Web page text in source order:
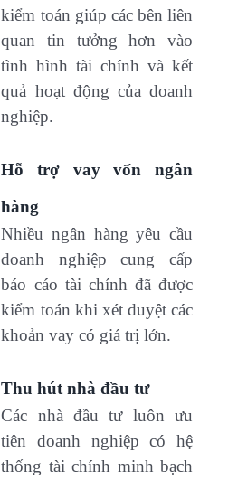
kiểm toán giúp các bên liên
quan tin tưởng hơn vào
tình hình tài chính và kết
quả hoạt động của doanh
nghiệp.
Hỗ trợ vay vốn ngân
hàng
Nhiều ngân hàng yêu cầu
doanh nghiệp cung cấp
báo cáo tài chính đã được
kiểm toán khi xét duyệt các
khoản vay có giá trị lớn.
Thu hút nhà đầu tư
Các nhà đầu tư luôn ưu
tiên doanh nghiệp có hệ
thống tài chính minh bạch